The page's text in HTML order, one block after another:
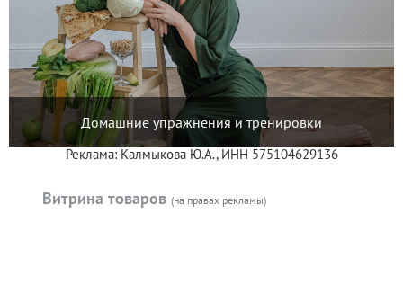
Домашние упражнения и тренировки
Реклама: Калмыкова Ю.А., ИНН 575104629136
Витрина товаров (на правах рекламы)